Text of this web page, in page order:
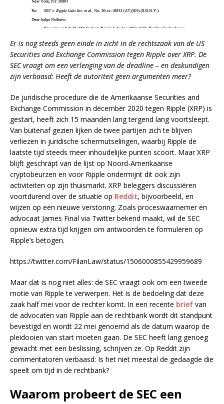
Er is nog steeds geen einde in zicht in de rechtszaak van de US
Securities and Exchange Commission tegen Ripple over XRP. De
SEC vraagt om een verlenging van de deadline – en deskundigen
zijn verbaasd: Heeft de autoriteit geen argumenten meer?
De juridische procedure die de Amerikaanse Securities and
Exchange Commission in december 2020 tegen Ripple (XRP) is
gestart, heeft zich 15 maanden lang tergend lang voortsleept.
Van buitenaf gezien lijken de twee partijen zich te blijven
verliezen in juridische schermutselingen, waarbij Ripple de
laatste tijd steeds meer inhoudelijke punten scoort. Maar XRP
blijft geschrapt van de lijst op Noord-Amerikaanse
cryptobeurzen en voor Ripple ondermijnt dit ook zijn
activiteiten op zijn thuismarkt. XRP beleggers discussiëren
voortdurend over de situatie op Reddit, bijvoorbeeld, en
wijzen op een nieuwe verstoring. Zoals proceswaarnemer en
advocaat James Final via Twitter bekend maakt, wil de SEC
opnieuw extra tijd krijgen om antwoorden te formuleren op
Ripple’s betogen.
https://twitter.com/FilanLaw/status/1506000855429959689
Maar dat is nog niet alles: de SEC vraagt ook om een tweede
motie van Ripple te verwerpen. Het is de bedoeling dat deze
zaak half mei voor de rechter komt. In een recente brief van
de advocaten van Ripple aan de rechtbank wordt dit standpunt
bevestigd en wordt 22 mei genoemd als de datum waarop de
pleidooien van start moeten gaan. De SEC heeft lang genoeg
gewacht met een beslissing, schrijven ze. Op Reddit zijn
commentatoren verbaasd: Is het niet meestal de gedaagde die
speelt om tijd in de rechtbank?
Waarom probeert de SEC een